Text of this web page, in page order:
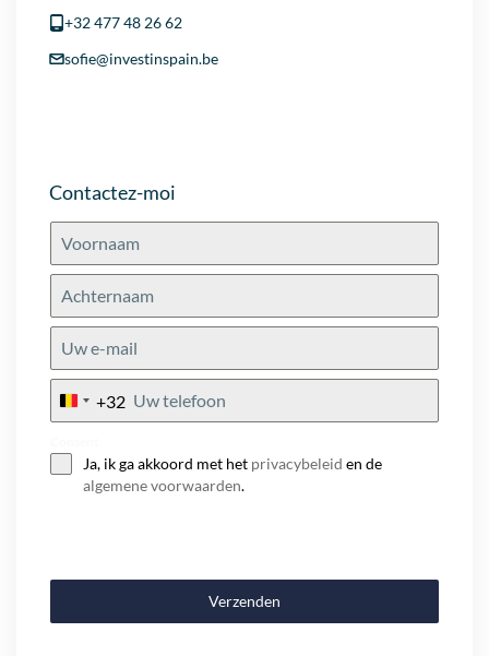
+32 477 48 26 62
sofie@investinspain.be
Contactez-moi
Belgium
+32
Ja, ik ga akkoord met het privacybeleid en de
algemene voorwaarden.
Verzenden